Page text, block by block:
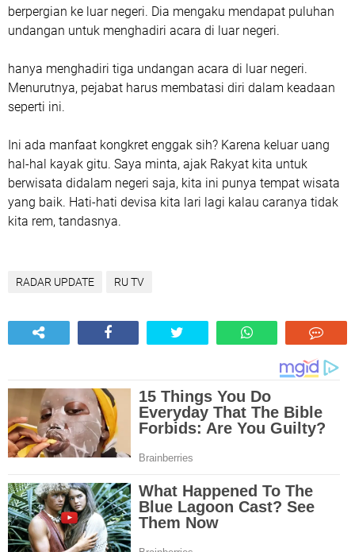
berpergian ke luar negeri. Dia mengaku mendapat puluhan
undangan untuk menghadiri acara di luar negeri.
hanya menghadiri tiga undangan acara di luar negeri.
Menurutnya, pejabat harus membatasi diri dalam keadaan
seperti ini.
Ini ada manfaat kongkret enggak sih? Karena keluar uang
hal-hal kayak gitu. Saya minta, ajak Rakyat kita untuk
berwisata didalam negeri saja, kita ini punya tempat wisata
yang baik. Hati-hati devisa kita lari lagi kalau caranya tidak
kita rem, tandasnya.
RADAR UPDATE RU TV